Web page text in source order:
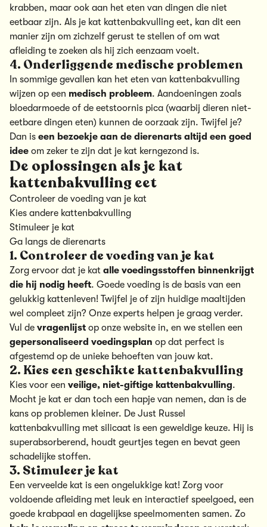
krabben, maar ook aan het eten van dingen die niet
eetbaar zijn. Als je kat kattenbakvulling eet, kan dit een
manier zijn om zichzelf gerust te stellen of om wat
afleiding te zoeken als hij zich eenzaam voelt.
4. Onderliggende medische problemen
In sommige gevallen kan het eten van kattenbakvulling
wijzen op een medisch probleem. Aandoeningen zoals
bloedarmoede of de eetstoornis pica (waarbij dieren niet-
eetbare dingen eten) kunnen de oorzaak zijn. Twijfel je?
Dan is een bezoekje aan de dierenarts altijd een goed
idee om zeker te zijn dat je kat kerngezond is.
De oplossingen als je kat
kattenbakvulling eet
Controleer de voeding van je kat
Kies andere kattenbakvulling
Stimuleer je kat
Ga langs de dierenarts
1. Controleer de voeding van je kat
Zorg ervoor dat je kat alle voedingsstoffen binnenkrijgt
die hij nodig heeft. Goede voeding is de basis van een
gelukkig kattenleven! Twijfel je of zijn huidige maaltijden
wel compleet zijn? Onze experts helpen je graag verder.
Vul de vragenlijst op onze website in, en we stellen een
gepersonaliseerd voedingsplan op dat perfect is
afgestemd op de unieke behoeften van jouw kat.
2. Kies een geschikte kattenbakvulling
Kies voor een veilige, niet-giftige kattenbakvulling.
Mocht je kat er dan toch een hapje van nemen, dan is de
kans op problemen kleiner. De Just Russel
kattenbakvulling met silicaat is een geweldige keuze. Hij is
superabsorberend, houdt geurtjes tegen en bevat geen
schadelijke stoffen.
3. Stimuleer je kat
Een verveelde kat is een ongelukkige kat! Zorg voor
voldoende afleiding met leuk en interactief speelgoed, een
goede krabpaal en dagelijkse speelmomenten samen. Zo